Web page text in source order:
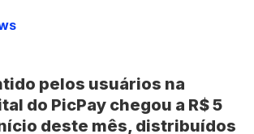
pelos usuários na
do PicPay chegou a R$ 5
deste mês, distribuídos